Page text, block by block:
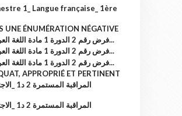
1_ Langue française_ 1ère
UNE ÉNUMÉRATION NÉGATIVE
فرض رقم 2 الدورة 1 مادة اللغة العربية_ السنة الأول...
فرض رقم 2 الدورة 1 مادة اللغة العربية_ السنة الأول...
فرض رقم 2 الدورة 1 مادة اللغة العربية_ السنة الأول...
APPROPRIÉ ET PERTINENT